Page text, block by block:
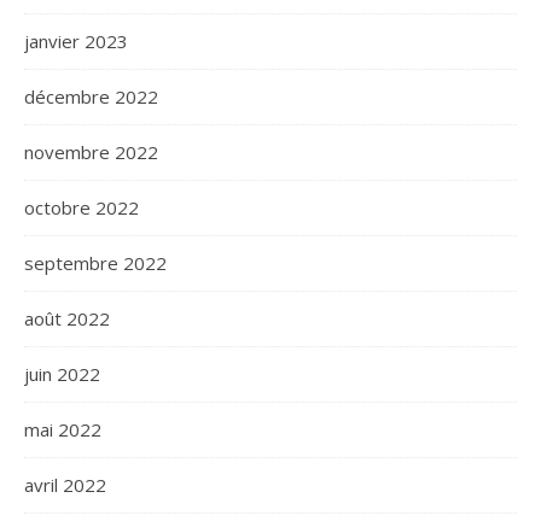
janvier 2023
décembre 2022
novembre 2022
octobre 2022
septembre 2022
août 2022
juin 2022
mai 2022
avril 2022